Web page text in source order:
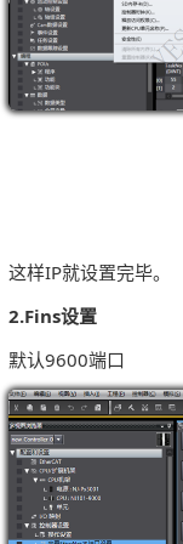
这样IP就设置完毕。
2.Fins设置
默认9600端口